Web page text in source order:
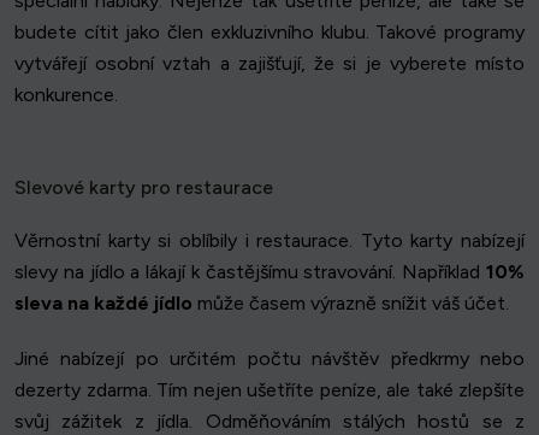
budete cítit jako člen exkluzivního klubu. Takové programy
vytvářejí osobní vztah a zajišťují, že si je vyberete místo
konkurence.
Slevové karty pro restaurace
Věrnostní karty si oblíbily i restaurace. Tyto karty nabízejí
slevy na jídlo a lákají k častějšímu stravování. Například 10%
sleva na každé jídlo může časem výrazně snížit váš účet.
Jiné nabízejí po určitém počtu návštěv předkrmy nebo
dezerty zdarma. Tím nejen ušetříte peníze, ale také zlepšíte
svůj zážitek z jídla. Odměňováním stálých hostů se z